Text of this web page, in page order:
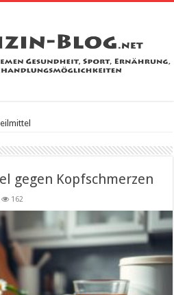
gegen Kopfschmerzen
162